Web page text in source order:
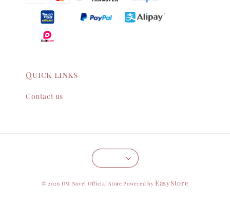
Quick links
Contact us
© 2026 DM Novel Official Store Powered by EasyStore